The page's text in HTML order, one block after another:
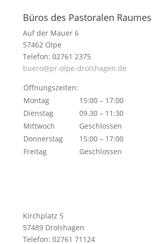
Büros des Pastoralen Raumes
Auf der Mauer 6
57462 Olpe
Telefon: 02761 2375
buero@pr-olpe-drolshagen.de
Öffnungszeiten:
Montag
15:00 – 17:00
Dienstag
09.30 – 11:30
Mittwoch
Geschlossen
Donnerstag
15:00 – 17:00
Freitag
Geschlossen
Kirchplatz 5
57489 Drolshagen
Telefon: 02761 71124